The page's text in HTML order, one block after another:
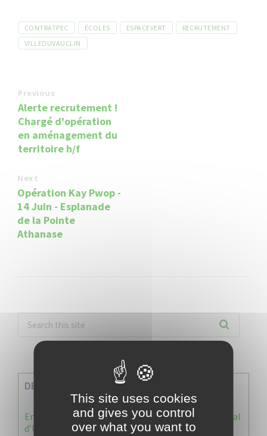
Tags
CONTRATPEC ÉCOLES ESPACEVERT
RECRUTEMENT
VILLEDUVAUCLIN
Previous
Alerte recrutement !
Chargé d'opération
en aménagement du
territoire h/f
Next
Opération Kay Pwop -
14 Juin - Esplanade
de la Pointe
Athanase
DERNIERES INFOS
Enquête publique : Dossier Modification du Plan Local
d’Urbanisme du Vauclin
This site uses cookies
and gives you control
over what you want to